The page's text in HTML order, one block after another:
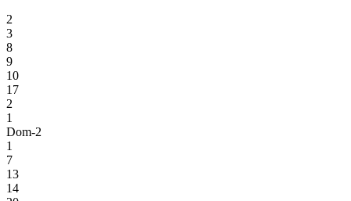
2
3
8
9
10
17
2
1
Dom-2
1
7
13
14